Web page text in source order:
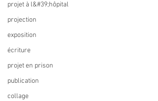
projet à l&#39;hôpital
projection
exposition
écriture
projet en prison
publication
collage